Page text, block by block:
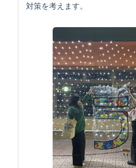
対策を考えます。